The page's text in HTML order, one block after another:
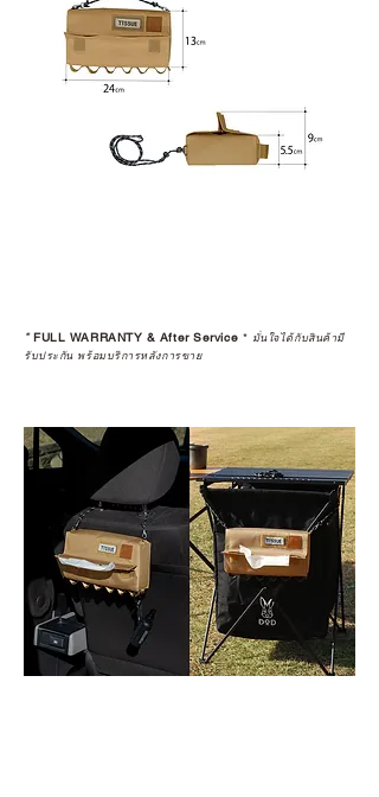
*FULL WARRANTY & After Service * มั่นใจได้กับสินค้ามี
รับประกัน พร้อมบริการหลังการขาย